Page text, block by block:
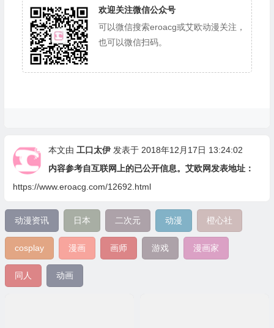
欢迎关注微信公众号
可以微信搜索eroacg或艾欧动漫关注，
也可以微信扫码。
本文由 工口太伊发表于 2018年12月17日 13:24:02
内容参考自互联网上的已公开信息。艾欧网发表地址：
https://www.eroacg.com/12692.html
动漫资讯 日本 二次元 动漫 橙心社
cosplay 漫画 画师 游戏 漫画家
同人 动画